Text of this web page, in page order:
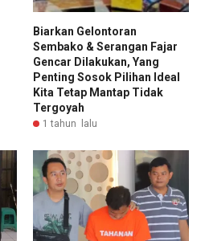
Biarkan Gelontoran
Sembako & Serangan Fajar
Gencar Dilakukan, Yang
Penting Sosok Pilihan Ideal
Kita Tetap Mantap Tidak
Tergoyah
1 tahun lalu